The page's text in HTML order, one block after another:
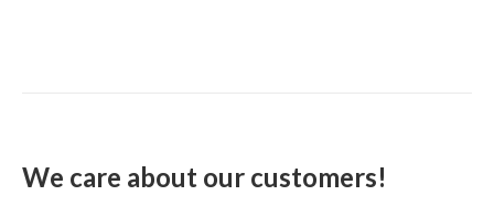
We care about our customers!